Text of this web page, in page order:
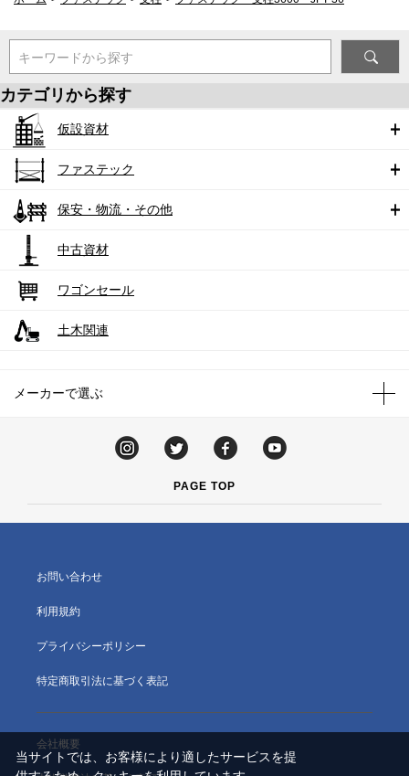
キーワードから探す
カテゴリから探す
仮設資材
ファステック
保安・物流・その他
中古資材
ワゴンセール
土木関連
メーカーで選ぶ
PAGE TOP
お問い合わせ
利用規約
プライバシーポリシー
特定商取引法に基づく表記
会社概要
当サイトでは、お客様により適したサービスを提